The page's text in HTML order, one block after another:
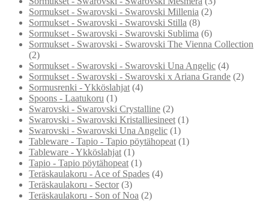
Sormukset - Swarovski - Swarovski Millenia (2)
Sormukset - Swarovski - Swarovski Stilla (8)
Sormukset - Swarovski - Swarovski Sublima (6)
Sormukset - Swarovski - Swarovski The Vienna Collection
(2)
Sormukset - Swarovski - Swarovski Una Angelic (4)
Sormukset - Swarovski - Swarovski x Ariana Grande (2)
Sormusrenki - Ykköslahjat (4)
Spoons - Laatukoru (1)
Swarovski - Swarovski Crystalline (2)
Swarovski - Swarovski Kristalliesineet (1)
Swarovski - Swarovski Una Angelic (1)
Tableware - Tapio - Tapio pöytähopeat (1)
Tableware - Ykköslahjat (1)
Tapio - Tapio pöytähopeat (1)
Teräskaulakoru - Ace of Spades (4)
Teräskaulakoru - Sector (3)
Teräskaulakoru - Son of Noa (2)